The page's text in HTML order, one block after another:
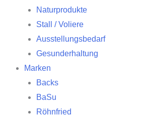
Naturprodukte
Stall / Voliere
Ausstellungsbedarf
Gesunderhaltung
Marken
Backs
BaSu
Röhnfried